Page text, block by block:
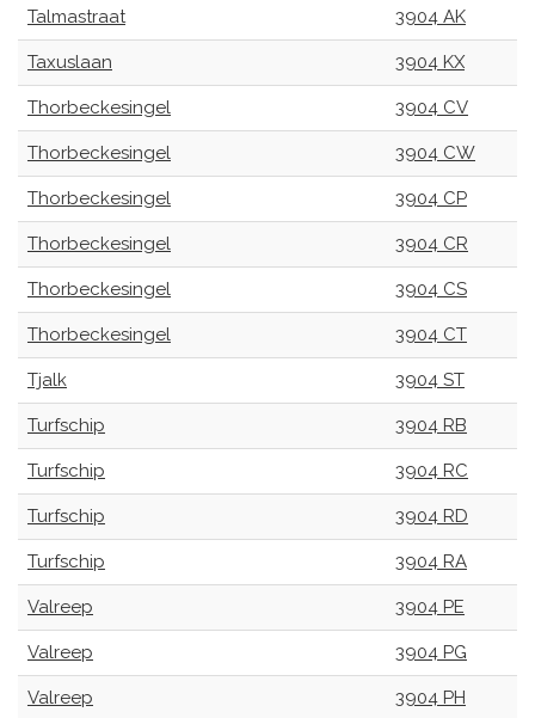
Talmastraat 3904 AK
Taxuslaan 3904 KX
Thorbeckesingel 3904 CV
Thorbeckesingel 3904 CW
Thorbeckesingel 3904 CP
Thorbeckesingel 3904 CR
Thorbeckesingel 3904 CS
Thorbeckesingel 3904 CT
Tjalk 3904 ST
Turfschip 3904 RB
Turfschip 3904 RC
Turfschip 3904 RD
Turfschip 3904 RA
Valreep 3904 PE
Valreep 3904 PG
Valreep 3904 PH